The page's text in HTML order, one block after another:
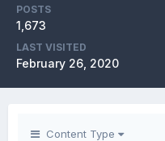
POSTS
1,673
LAST VISITED
February 26, 2020
Content Type